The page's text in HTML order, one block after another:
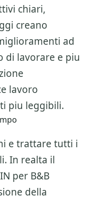
chiari,
creano
ad
di lavorare e piu
lavoro
piu leggibili.
e trattare tutti i
In realta il
per B&B
della